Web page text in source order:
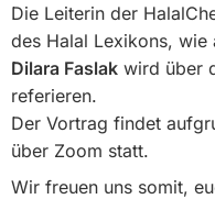
Die Leiterin der
des Halal Lexikons, wie
Dilara Faslak wird über
referieren.
Der Vortrag findet
über Zoom statt.
Wir freuen uns somit,